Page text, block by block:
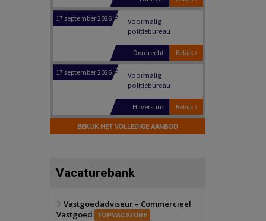
17 september 2026
Voormalig
politiebureau
Bekijk
Dordrecht
17 september 2026
Voormalig
politiebureau
Bekijk
Hilversum
17 september 2026
Voormalig
Zwanenburg
BEKIJK HET VOLLEDIGE AANBOD
Vacaturebank
Vastgoedadviseur – Commercieel
Vastgoed
TOPVACATURE